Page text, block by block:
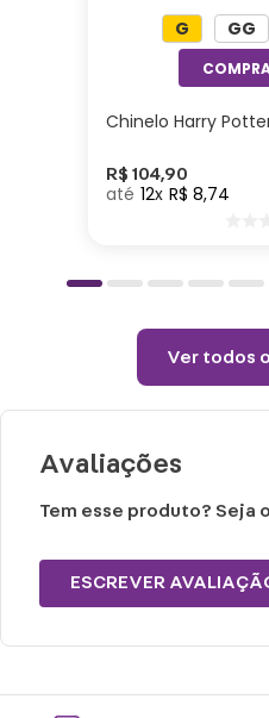
Especificações:
Altura: 38cm|
35cm| Enchimento:
Cuidados e
(sem vapor).
Permitido uso de
Temperatura máxima
Chinelo Harry
R$ 104,90
12 R$ 8,74
G GG
Ver todos
Avaliações
Tem esse produto? Seja
ESCREVER